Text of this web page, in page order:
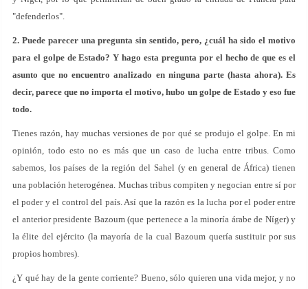
"defenderlos".
2. Puede parecer una pregunta sin sentido, pero, ¿cuál ha sido el motivo
para el golpe de Estado? Y hago esta pregunta por el hecho de que es el
asunto que no encuentro analizado en ninguna parte (hasta ahora). Es
decir, parece que no importa el motivo, hubo un golpe de Estado y eso fue
todo.
Tienes razón, hay muchas versiones de por qué se produjo el golpe. En mi
opinión, todo esto no es más que un caso de lucha entre tribus. Como
sabemos, los países de la región del Sahel (y en general de África) tienen
una población heterogénea. Muchas tribus compiten y negocian entre sí por
el poder y el control del país. Así que la razón es la lucha por el poder entre
el anterior presidente Bazoum (que pertenece a la minoría árabe de Níger) y
la élite del ejército (la mayoría de la cual Bazoum quería sustituir por sus
propios hombres).
¿Y qué hay de la gente corriente? Bueno, sólo quieren una vida mejor, y no